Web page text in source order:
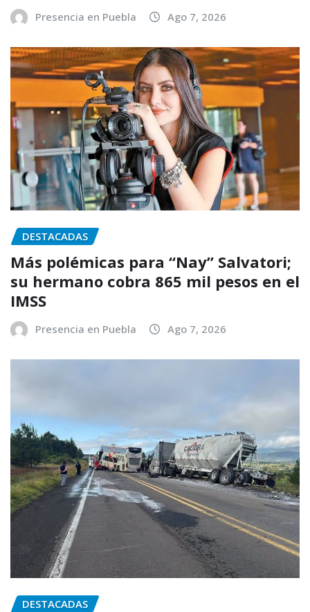
Presencia en Puebla Ago 7, 2026
DESTACADAS
Más polémicas para “Nay” Salvatori;
su hermano cobra 865 mil pesos en el
IMSS
Presencia en Puebla Ago 7, 2026
DESTACADAS